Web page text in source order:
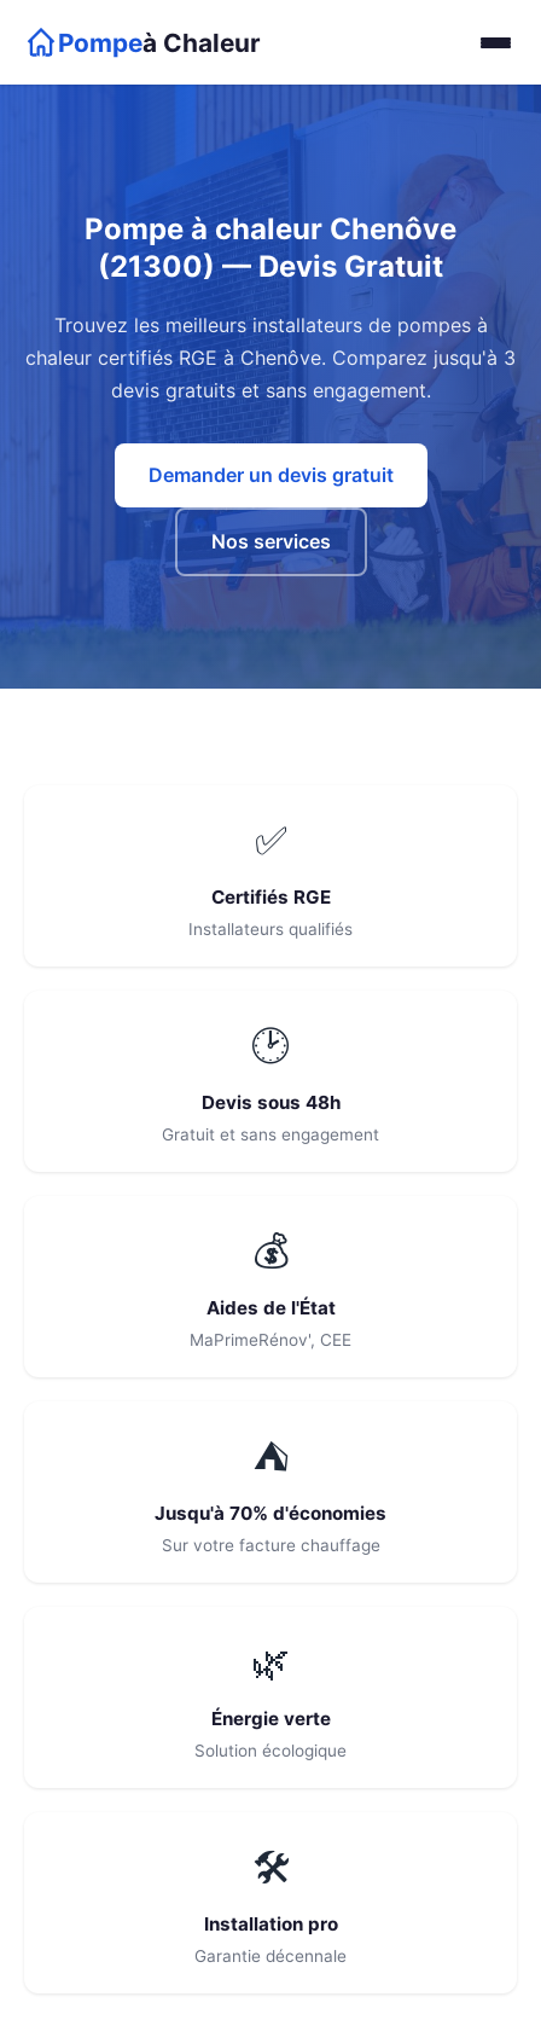
Pompeà Chaleur
Pompe à chaleur Chenôve
(21300) — Devis Gratuit
Trouvez les meilleurs installateurs de pompes à
chaleur certifiés RGE à Chenôve. Comparez jusqu'à 3
devis gratuits et sans engagement.
Demander un devis gratuit
Nos services
✅
Certifiés RGE
Installateurs qualifiés
🕑
Devis sous 48h
Gratuit et sans engagement
💰
Aides de l'État
MaPrimeRénov', CEE
⛺
Jusqu'à 70% d'économies
Sur votre facture chauffage
🌿
Énergie verte
Solution écologique
🛠
Installation pro
Garantie décennale